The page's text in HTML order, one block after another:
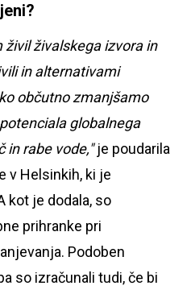
živalskega izvora in
in alternativami
občutno zmanjšamo
globalnega
in rabe vode,"je poudarila
v Helsinkih, ki je
kot je dodala, so
prihranke pri
Podoben
so izračunali tudi, če bi